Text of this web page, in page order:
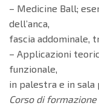
– Medicine Ball;
dell’anca,
fascia addominale,
– Applicazioni
funzionale,
in palestra e in sala
Corso di